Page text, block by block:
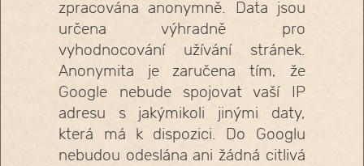
zpracována anonymně. Data jsou
určena výhradně pro
vyhodnocování užívání stránek.
Anonymita je zaručena tím, že
Google nebude spojovat vaší IP
adresu s jakýmikoli jinými daty,
která má k dispozici. Do Googlu
nebudou odeslána ani žádná citlivá